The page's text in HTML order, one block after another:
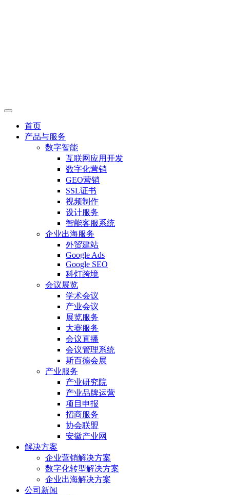
首页
产品与服务
数字智能
互联网应用开发
数字化营销
GEO营销
SSL证书
视频制作
设计服务
智能客服系统
企业出海服务
外贸建站
Google Ads
Google SEO
科灯跨境
会议展览
学术会议
产业会议
展览服务
大赛服务
会议直播
会议管理系统
斯百德会展
产业服务
产业研究院
产业品牌运营
项目申报
招商服务
协会联盟
安徽产业网
解决方案
企业营销解决方案
数字化转型解决方案
企业出海解决方案
公司新闻